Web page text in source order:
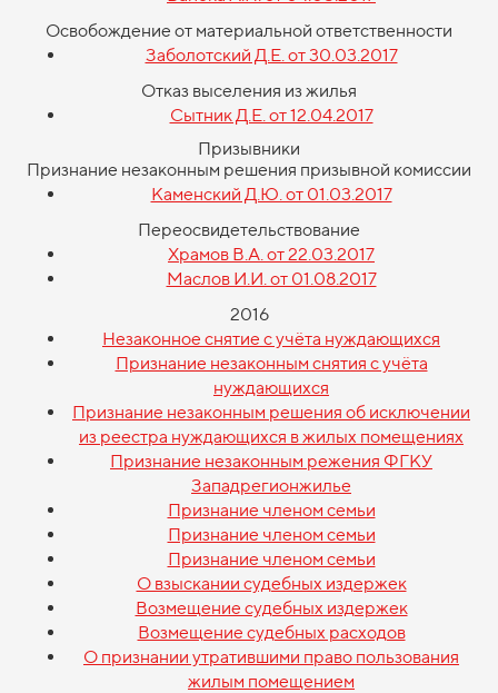
Освобождение от материальной ответственности
Заболотский Д.Е. от 30.03.2017
Отказ выселения из жилья
Сытник Д.Е. от 12.04.2017
Призывники
Признание незаконным решения призывной комиссии
Каменский Д.Ю. от 01.03.2017
Переосвидетельствование
Храмов В.А. от 22.03.2017
Маслов И.И. от 01.08.2017
2016
Незаконное снятие с учёта нуждающихся
Признание незаконным снятия с учёта
нуждающихся
Признание незаконным решения об исключении
из реестра нуждающихся в жилых помещениях
Признание незаконным режения ФГКУ
Западрегионжилье
Признание членом семьи
Признание членом семьи
Признание членом семьи
О взыскании судебных издержек
Возмещение судебных издержек
Возмещение судебных расходов
О признании утратившими право пользования
жилым помещением